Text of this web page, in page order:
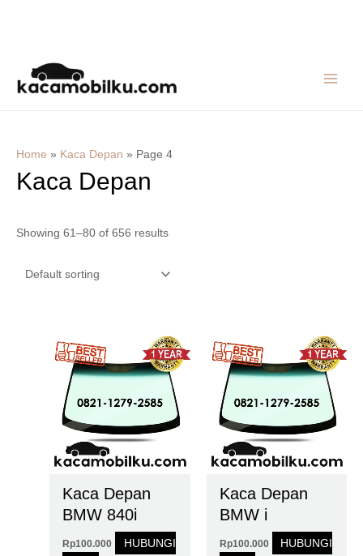
content
Home » Kaca Depan » Page 4
Kaca Depan
Showing 61–80 of 656 results
Kaca Depan
BMW 840i
Rp100.000
HUBUNGI
Kaca Depan
BMW i
Rp100.000
HUBUNGI